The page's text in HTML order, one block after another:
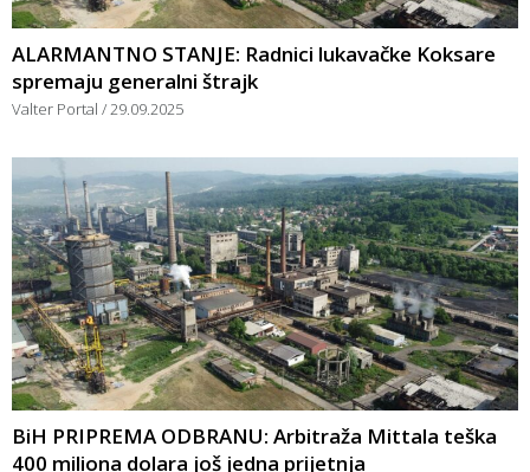
ALARMANTNO STANJE: Radnici lukavačke Koksare
spremaju generalni štrajk
Valter Portal 29.09.2025
BiH PRIPREMA ODBRANU: Arbitraža Mittala teška
400 miliona dolara još jedna prijetnja